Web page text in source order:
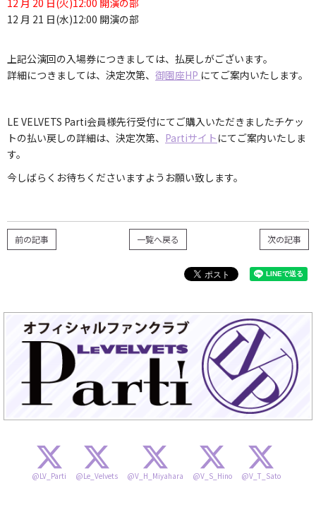
12 月 20 日(火)12:00 開演の部
12 月 21 日(水)12:00 開演の部
上記公演回の入場券につきましては、払戻しがございます。
詳細につきましては、決定次第、 御園座HP にてご案内いたします。
LE VELVETS Parti会員様先行受付にてご購入いただきましたチケッ
トの払い戻しの詳細は、決定次第、 Partiサイト にてご案内いたしま
す。
今しばらくお待ちくださいますようお願い致します。
次の記事
一覧へ戻る
前の記事
@LV_Parti @Le_Velvets @V_H_Miyahara @V_S_Hino @V_T_Sato